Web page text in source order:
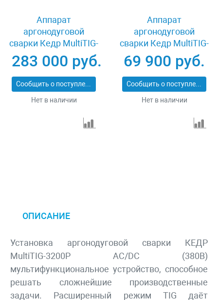
Аппарат
аргонодуговой
сварки Кедр MultiTIG-
5000P AC/DC
8012352
283 000 руб.
Сообщить о поступлении
Нет в наличии
Аппарат
аргонодуговой
сварки Кедр MultiTIG-
2500P-3 DC 8008477
69 900 руб.
Сообщить о поступлении
Нет в наличии
ОПИСАНИЕ
Установка аргонодуговой сварки КЕДР
MultiTIG-3200P AC/DC (380В)
мультифункциональное уст­ройство, способное
решать сложнейшие производственные
задачи. Расширенный режим TIG даёт